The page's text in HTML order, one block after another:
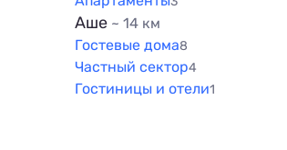
Аше ~ 14 км
Гостевые дома8
Частный сектор4
Гостиницы и отели1